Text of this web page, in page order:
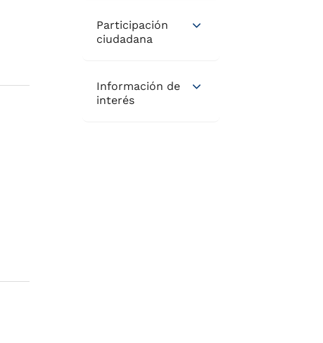
Participación
ciudadana
Información de
interés